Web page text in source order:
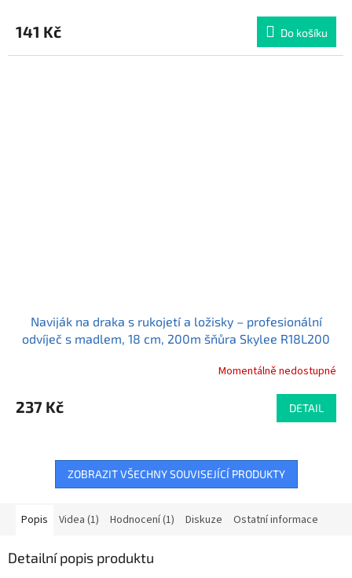
141 Kč Do košíku
Naviják na draka s rukojetí a ložisky – profesionální
odvíječ s madlem, 18 cm, 200m šňůra Skylee R18L200
Momentálně nedostupné
237 Kč DETAIL
ZOBRAZIT VŠECHNY SOUVISEJÍCÍ PRODUKTY
Popis Videa (1) Hodnocení (1) Diskuze Ostatní informace
Detailní popis produktu